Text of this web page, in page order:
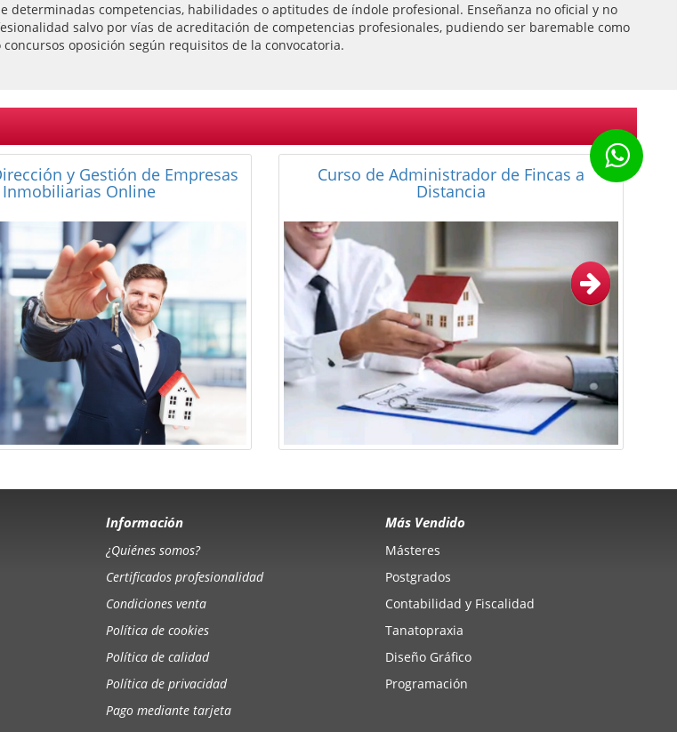
competencias, habilidades o aptitudes de índole profesional. Enseñanza no oficial y no
salvo por vías de acreditación de competencias profesionales, pudiendo ser baremable como
oposición según requisitos de la convocatoria.
Administrador de
Especialista en Gestión de
Curso de Perito Judicial en Administración
de Fincas y Gestión de Comunidades
Información
¿Quiénes somos?
Certificados profesionalidad
Condiciones venta
Política de cookies
Política de calidad
Política de privacidad
Más Vendido
Másteres
Postgrados
Contabilidad y Fiscalidad
Tanatopraxia
Diseño Gráfico